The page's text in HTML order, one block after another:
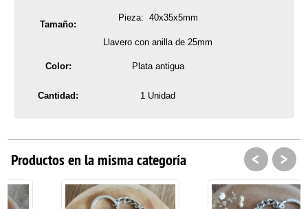
Tamaño:
Pieza: 40x35x5mm
Llavero con anilla de 25mm
Color: Plata antigua
Cantidad: 1 Unidad
Productos en la misma categoría < >